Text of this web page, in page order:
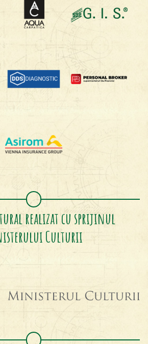
realizat cu sprijinul
Culturii